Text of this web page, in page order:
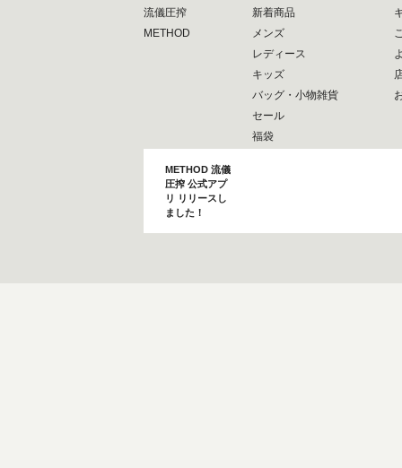
流儀圧搾
METHOD
新着商品
メンズ
レディース
キッズ
バッグ・小物雑貨
セール
福袋
METHOD 流儀
圧搾 公式アプ
リ リリースし
ました！